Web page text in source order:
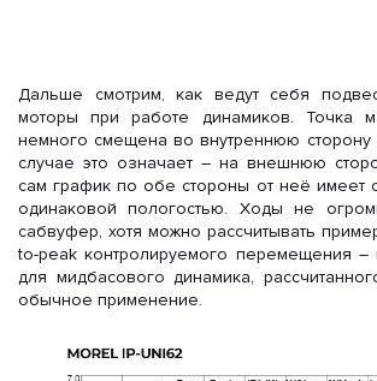
Дальше смотрим, как ведут себя
моторы при работе динамиков. Точка
немного смещена во внутреннюю сторону
случае это означает – на внешнюю
сам график по обе стороны от неё имеет
одинаковой пологостью. Ходы не
сабвуфер, хотя можно рассчитывать
to-peak контролируемого перемещения
для мидбасового динамика,
обычное применение.